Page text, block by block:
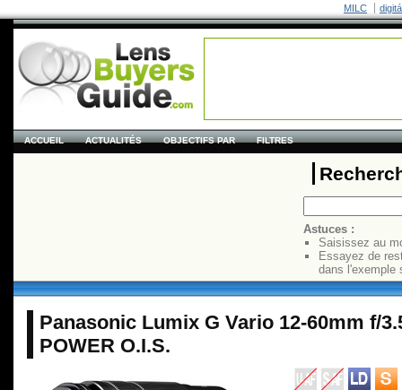
MILC
ACCUEIL ACTUALITÉS OBJECTIFS PAR FILTRES
Astuces :
Saisissez au
Essayez de
dans
Panasonic Lumix G Vario 12-60mm f/
POWER O.I.S.